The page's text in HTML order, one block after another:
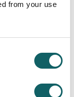
from your use